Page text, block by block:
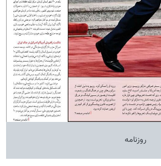
روزنامه